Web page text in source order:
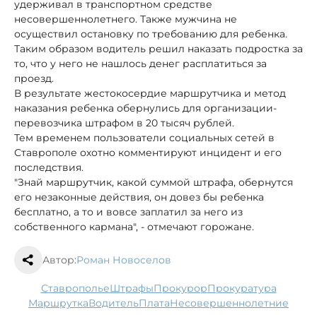
удерживал в транспортном средстве
несовершеннолетнего. Также мужчина не
осуществил остановку по требованию для ребенка.
Таким образом водитель решил наказать подростка за
то, что у него не нашлось денег расплатиться за
проезд.
В результате жестокосердие маршрутчика и метод
наказания ребенка обернулись для организации-
перевозчика штрафом в 20 тысяч рублей.
Тем временем пользователи социальных сетей в
Ставрополе охотно комментируют инцидент и его
последствия.
"Знай маршрутчик, какой суммой штрафа, обернутся
его незаконные действия, он довез бы ребенка
бесплатно, а то и вовсе заплатил за него из
собственного кармана", - отмечают горожане.
Автор:Роман Новоселов
Ставрополье штрафы прокурор
прокуратура
маршрутка
водитель плата несовершеннолетние